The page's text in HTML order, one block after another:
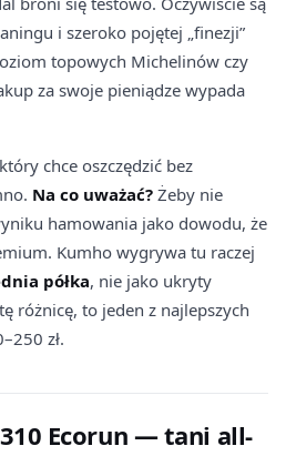
i szeroko pojętej „finezji”
topowych Michelinów czy
za swoje pieniądze wypada
chce oszczędzić bez
Na co uważać? Żeby nie
hamowania jako dowodu, że
Kumho wygrywa tu raczej
półka, nie jako ukryty
różnicę, to jeden z najlepszych
zł.
Ecorun — tani all-